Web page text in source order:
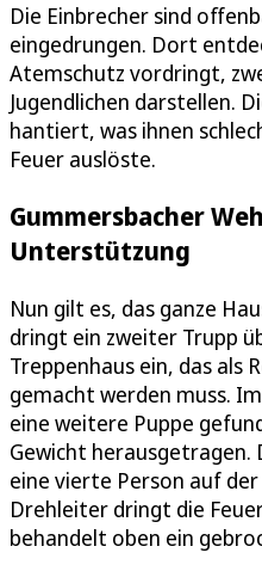
Die Einbrecher sind
eingedrungen. Dort
Atemschutz vordringt,
Jugendlichen darstellen.
hantiert, was ihnen
Feuer auslöste.
Gummersbacher
Unterstützung
Nun gilt es, das ganze
dringt ein zweiter Trupp
Treppenhaus ein, das als
gemacht werden muss.
eine weitere Puppe
Gewicht herausgetragen.
eine vierte Person auf
Drehleiter dringt die
behandelt oben ein